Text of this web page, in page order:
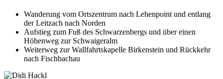
Wanderung vom Ortszentrum nach Lehenpoint und entlang
der Leitzach nach Norden
Aufstieg zum Fuß des Schwarzenbergs und über einen
Höhenweg zur Schwaigeralm
Weiterweg zur Wallfahrtskapelle Birkenstein und Rückkehr
nach Fischbachau